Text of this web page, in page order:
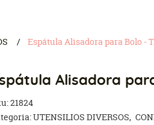
Espátula Alisadora para Bolo -
Alisadora
21824
UTENSILIOS DIVERSOS